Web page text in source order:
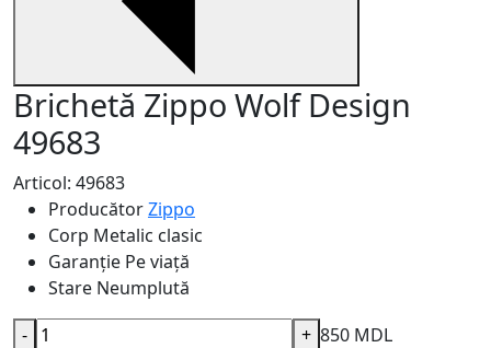
Brichetă Zippo Wolf Design
49683
Articol: 49683
ProducătorZippo
Corp Metalic clasic
Garanție Pe viață
Stare Neumplută
850 MDL
- +